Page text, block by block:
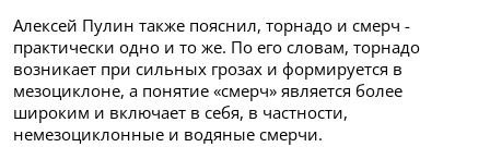
Алексей Пулин также пояснил, торнадо и смерч -
практически одно и то же. По его словам, торнадо
возникает при сильных грозах и формируется в
мезоциклоне, а понятие «смерч» является более
широким и включает в себя, в частности,
немезоциклонные и водяные смерчи.